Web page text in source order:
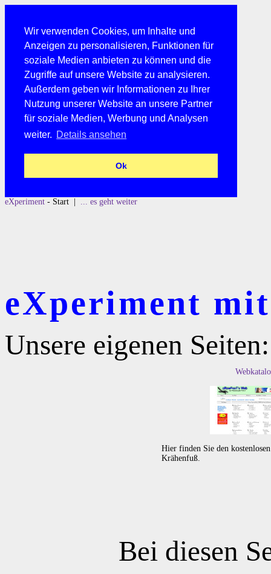
Wir verwenden Cookies, um Inhalte und
Anzeigen zu personalisieren, Funktionen für
soziale Medien anbieten zu können und die
Zugriffe auf unsere Website zu analysieren.
Außerdem geben wir Informationen zu Ihrer
Nutzung unserer Website an unsere Partner
für soziale Medien, Werbung und Analysen
weiter. Details ansehen
Ok
eXperiment - Start | ... es geht weiter
eXperiment
Unsere eigenen Seiten:
Hier finden Sie den
Krähenfuß.
Bei diesen